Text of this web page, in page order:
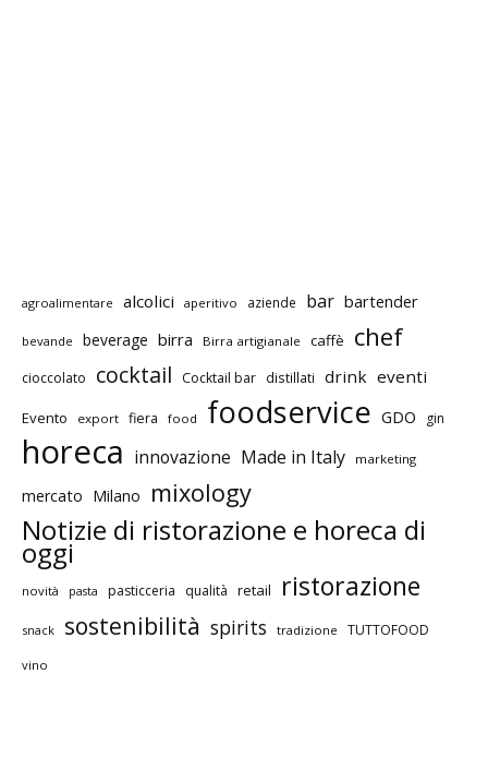
agroalimentare alcolici aperitivo aziende bar bartender
bevande beverage birra Birra artigianale caffè chef
cioccolato cocktail Cocktail bar distillati drink eventi
Evento export fiera food foodservice GDO gin
horeca innovazione Made in Italy marketing
mercato Milano mixology
Notizie di ristorazione e horeca di
oggi
novità pasta pasticceria qualità retail ristorazione
snack sostenibilità spirits tradizione TUTTOFOOD
vino